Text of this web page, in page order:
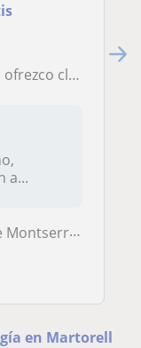
biologia y química
a...
Sesrovires
en Martorell